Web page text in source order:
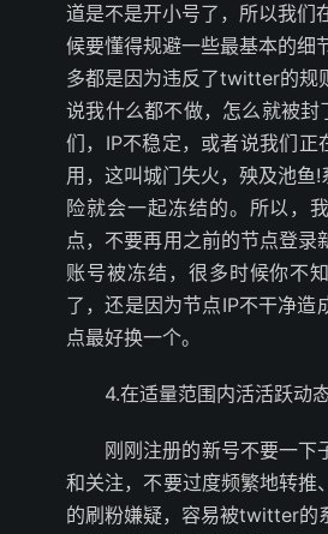
道是不是开小号了，所以我
候要懂得规避一些最基本的
多都是因为违反了twitter的规
说我什么都不做，怎么就被封
们，IP不稳定，或者说我们正
用，这叫城门失火，殃及池鱼!
险就会一起冻结的。所以，
点，不要再用之前的节点登录
账号被冻结，很多时候你不
了，还是因为节点IP不干净造
点最好换一个。
4.在适量范围内活活跃动态
刚刚注册的新号不要一下
和关注，不要过度频繁地转推
的刷粉嫌疑，容易被twitter的